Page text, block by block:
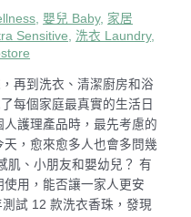
, 嬰兒 Baby, 家居
Sensitive, 洗衣 Laundry,
再到洗衣、清潔廚房和浴
每個家庭最真實的生活日
護理產品時，最先考慮的
，愈來愈多人也會多問幾
肌、小朋友和嬰幼兒？ 有
用，能否讓一家人更安
試 12 款洗衣香珠，發現